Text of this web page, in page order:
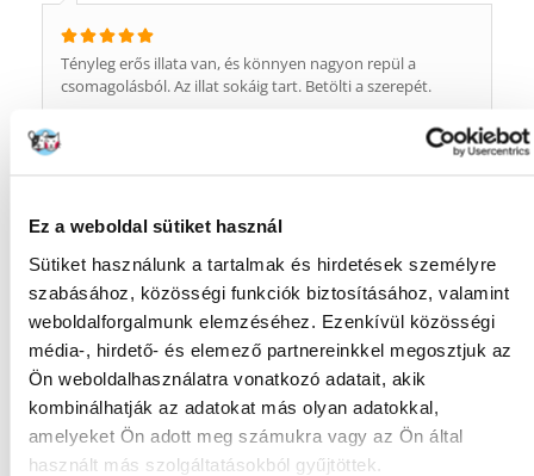
Ez a weboldal sütiket használ
Sütiket használunk a tartalmak és hirdetések személyre
szabásához, közösségi funkciók biztosításához, valamint
weboldalforgalmunk elemzéséhez. Ezenkívül közösségi
média-, hirdető- és elemező partnereinkkel megosztjuk az
Ön weboldalhasználatra vonatkozó adatait, akik
kombinálhatják az adatokat más olyan adatokkal,
amelyeket Ön adott meg számukra vagy az Ön által
használt más szolgáltatásokból gyűjtöttek.
Tényleg erős illata van, és könnyen nagyon repül a
csomagolásból. Az illat sokáig tart. Betölti a szerepét.
a kibocsátás időpontja 30/11/2019
most kezdtük el használni, eddig nem tudok semmit
mondani róla.
BOGUMIŁA a kibocsátás időpontja 22/11/2019
Fogmosáskor van agarunk, mert a kutya nem szereti, de
nagyon jó, a szájából fogmosás után nem eszik????.